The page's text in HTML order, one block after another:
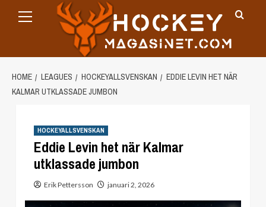
Menu
HOME LEAGUES HOCKEYALLSVENSKAN
EDDIE LEVIN HET NÄR
KALMAR UTKLASSADE JUMBON
HOCKEYALLSVENSKAN
Eddie Levin het när Kalmar
utklassade jumbon
Erik Pettersson januari 2, 2026